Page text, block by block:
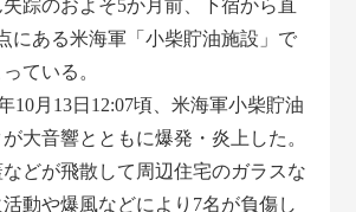
踪のおよそ5か月前、下宿から直
にある米海軍「小柴貯油施設」で
ている。
10月13日12:07頃、米海軍小柴貯油
大音響とともに爆発・炎上した。
どが飛散して周辺住宅のガラスな
動や爆風などにより7名が負傷し